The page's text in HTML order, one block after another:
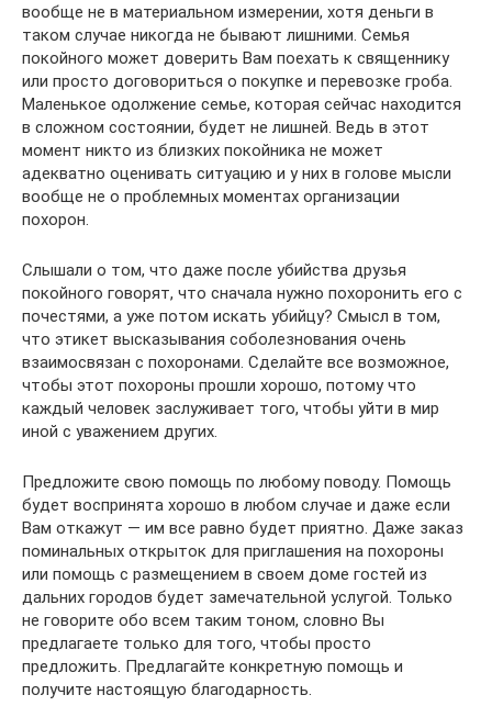
вообще не в материальном измерении, хотя деньги в
таком случае никогда не бывают лишними. Семья
покойного может доверить Вам поехать к священнику
или просто договориться о покупке и перевозке гроба.
Маленькое одолжение семье, которая сейчас находится
в сложном состоянии, будет не лишней. Ведь в этот
момент никто из близких покойника не может
адекватно оценивать ситуацию и у них в голове мысли
вообще не о проблемных моментах организации
похорон.
Слышали о том, что даже после убийства друзья
покойного говорят, что сначала нужно похоронить его с
почестями, а уже потом искать убийцу? Смысл в том,
что этикет высказывания соболезнования очень
взаимосвязан с похоронами. Сделайте все возможное,
чтобы этот похороны прошли хорошо, потому что
каждый человек заслуживает того, чтобы уйти в мир
иной с уважением других.
Предложите свою помощь по любому поводу. Помощь
будет воспринята хорошо в любом случае и даже если
Вам откажут — им все равно будет приятно. Даже заказ
поминальных открыток для приглашения на похороны
или помощь с размещением в своем доме гостей из
дальних городов будет замечательной услугой. Только
не говорите обо всем таким тоном, словно Вы
предлагаете только для того, чтобы просто
предложить. Предлагайте конкретную помощь и
получите настоящую благодарность.